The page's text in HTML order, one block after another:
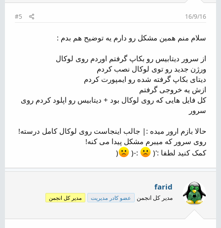
16/9/16
#5
سلام منم همین مشکل رو دارم یه توضیح هم بدم :
از سرور دیتابیس رو بکاپ گرفتم اوردم روی لوکال
ورژن جدید رو توی لوکال نصب کردم
دیتای بکاپ گرفته شده رو ایمپورت کردم
ازش یه خروجی گرفتم
کل فایل هایی که روی لوکال بود + دیتابیس رو اپلود کردم روی
سرور
حالا بازم ارور میده :| جالب اینجاست روی لوکال کامل درسته!
روی سرور که میبرم مشکل پیدا می کنه!
کمک کنید لطفا :'(
:-(
(
farid
مدیر کل انجمن عضو کادر مدیریت مدیر کل انجمن